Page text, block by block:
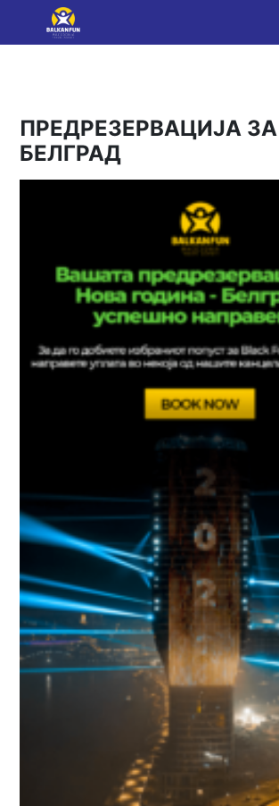
ПРЕДРЕЗЕРВАЦИЈА ЗА
БЕЛГРАД